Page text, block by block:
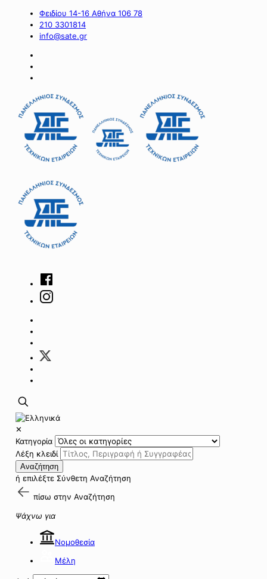
Φειδίου 14-16 Αθήνα 106 78
210 3301814
info@sate.gr
✕
Κατηγορία
Λέξη κλειδί
Αναζήτηση
ή επιλέξτε Σύνθετη Αναζήτηση
πίσω στην Αναζήτηση
Ψάχνω για
Νομοθεσία
Μέλη